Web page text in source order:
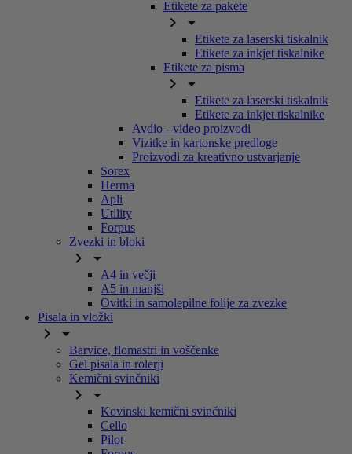
Etikete za pakete
 
Etikete za laserski tiskalnik
Etikete za inkjet tiskalnike
Etikete za pisma
 
Etikete za laserski tiskalnik
Etikete za inkjet tiskalnike
Avdio - video proizvodi
Vizitke in kartonske predloge
Proizvodi za kreativno ustvarjanje
Sorex
Herma
Apli
Utility
Forpus
Zvezki in bloki
 
A4 in večji
A5 in manjši
Ovitki in samolepilne folije za zvezke
Pisala in vložki
 
Barvice, flomastri in voščenke
Gel pisala in rolerji
Kemični svinčniki
 
Kovinski kemični svinčniki
Cello
Pilot